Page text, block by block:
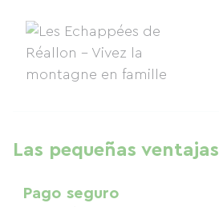
Las pequeñas ventajas
Pago seguro